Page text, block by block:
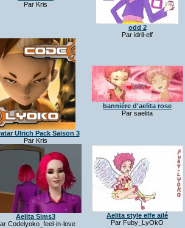
Par Kris
odd 2
Par idril-elf
Ulrich Pack Saison 3
Par Kris
banniére d'aelita rose
Par saelita
Aelita Sims3
Codelyoko_feel-in-love
Aelita style elfe ailé
Par Fuby_LyOkO